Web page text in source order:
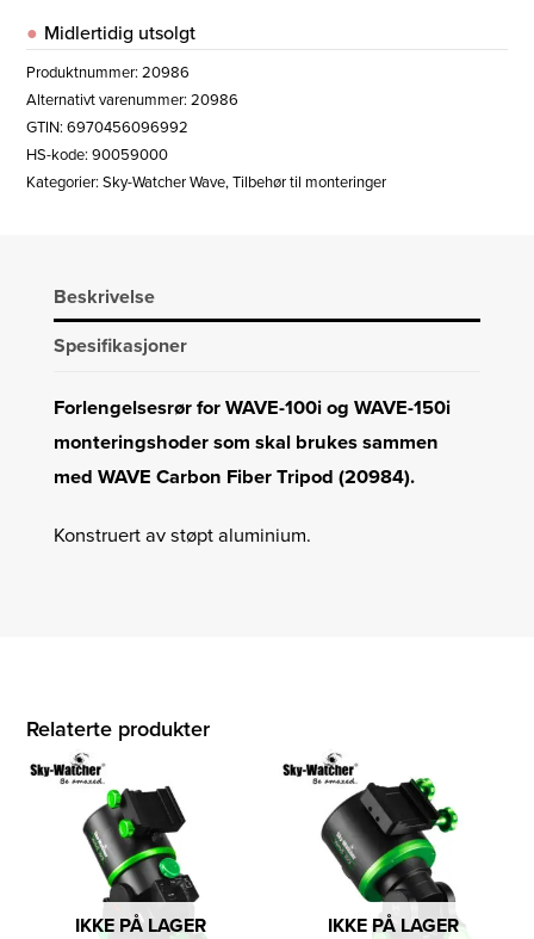
Midlertidig utsolgt
Produktnummer:20986
Alternativt varenummer: 20986
GTIN: 6970456096992
HS-kode: 90059000
Kategorier:Sky-Watcher Wave,Tilbehør til monteringer
Beskrivelse
Spesifikasjoner
Forlengelsesrør for WAVE-100i og WAVE-150i
monteringshoder som skal brukes sammen
med WAVE Carbon Fiber Tripod (20984).
Konstruert av støpt aluminium.
Relaterte produkter
IKKE PÅ LAGER IKKE PÅ LAGER